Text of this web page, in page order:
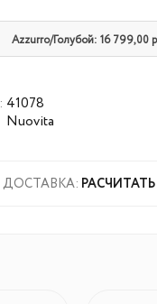
41078
Nuovita
ДОСТАВКА: РАСЧИТАТЬ
Azzurro/Голубой: 16 799,00